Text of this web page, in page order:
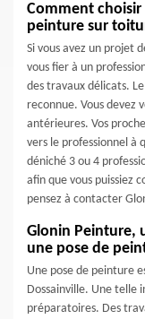
Comment
peinture sur
Si vous avez un projet
vous fier à un
des travaux délicats.
reconnue. Vous devez
antérieures. Vos
vers le professionnel à
déniché 3 ou 4
afin que vous puissiez
pensez à contacter
Glonin Peinture,
une pose de
Une pose de peinture
Dossainville. Une telle
préparatoires. Des